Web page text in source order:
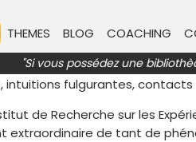
THEMES BLOG COACHING
"Si vous possédez une
dans une étude
que la psychiatrie, la
les savoirs
intuitions fulgurantes,
Institut de Recherche sur les
extraordinaire de tant de